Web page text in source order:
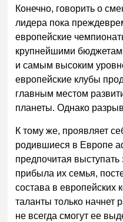
Конечно, говорить о
лидера пока
европейские
крупнейшими
и самым высоким
европейские клубы
главным местом
планеты. Однако
К тому же, проявляет
родившиеся в Европе
предпочитая выступать
прибыла их семья,
состава в европейских
таланты только начнет
не всегда смогут ее